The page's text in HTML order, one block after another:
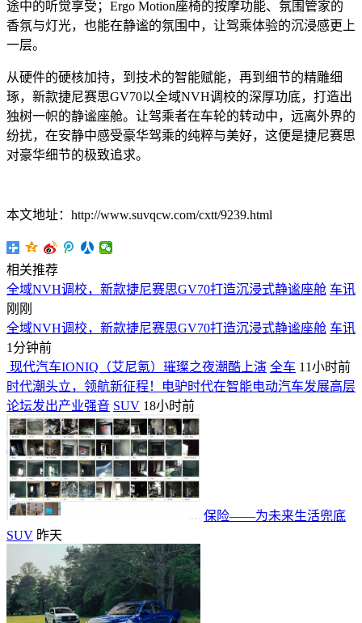
途中的听觉享受；Ergo Motion座椅的按摩功能、氛围管家的
香氛与灯光，也能在静谧的氛围中，让驾乘体验的沉浸感更上
一层。
从硬件的硬核加持，到技术的智能赋能，再到细节的精雕细
琢，新款捷尼赛思GV70以全域NVH调校的深厚功底，打造出
独树一帜的静谧座舱。让驾乘者在车轮的转动中，远离外界的
纷扰，在安静中感受豪华驾乘的纯粹与美好，这便是捷尼赛思
对豪华细节的极致追求。
本文地址：http://www.suvqcw.com/cxtt/9239.html
相关推荐
全域NVH调校，新款捷尼赛思GV70打造沉浸式静谧座舱 车讯
刚刚
全域NVH调校，新款捷尼赛思GV70打造沉浸式静谧座舱 车讯
1分钟前
​ 现代汽车IONIQ（艾尼氪）璀璨之夜潮酷上演 全车 11小时前
时代潮头立，领航新征程！电驴时代在智能电动汽车发展高层
论坛发出产业强音 SUV 18小时前
保险——为未来生活兜底
SUV 昨天